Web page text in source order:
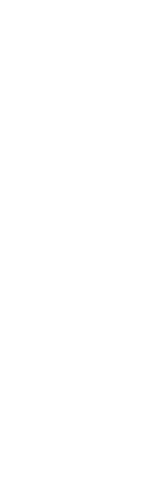
長到8月!!